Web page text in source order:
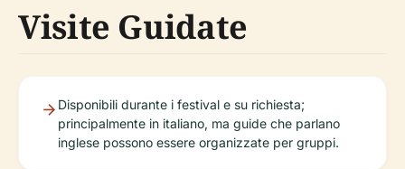
Visite Guidate
Disponibili durante i festival e su richiesta;
principalmente in italiano, ma guide che parlano
inglese possono essere organizzate per gruppi.